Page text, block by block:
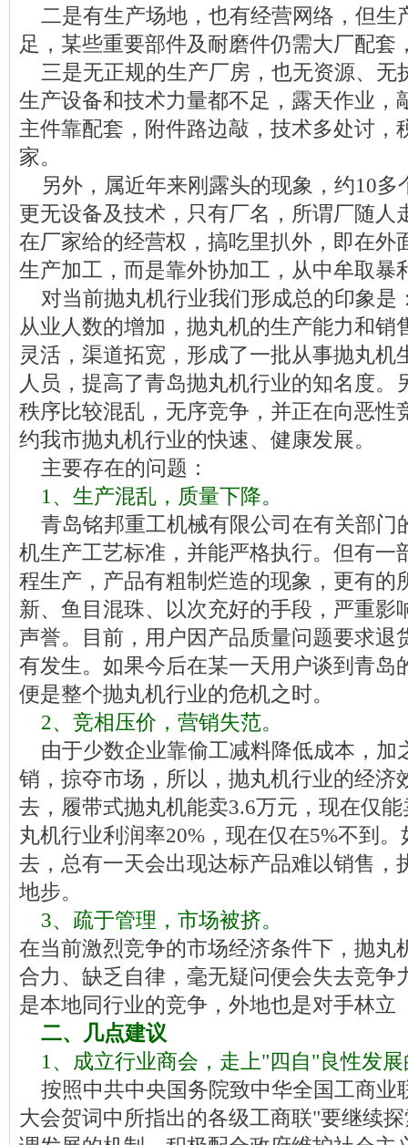
二是有生产场地，也有经营网络，但生
足，某些重要部件及耐磨件仍需大厂配套
三是无正规的生产厂房，也无资源、无
生产设备和技术力量都不足，露天作业，
主件靠配套，附件路边敲，技术多处讨，
家。
另外，属近年来刚露头的现象，约10多
更无设备及技术，只有厂名，所谓厂随人
在厂家给的经营权，搞吃里扒外，即在外
生产加工，而是靠外协加工，从中牟取暴
对当前抛丸机行业我们形成总的印象是
从业人数的增加，抛丸机的生产能力和销
灵活，渠道拓宽，形成了一批从事抛丸机
人员，提高了青岛抛丸机行业的知名度。
秩序比较混乱，无序竞争，并正在向恶性
约我市抛丸机行业的快速、健康发展。
主要存在的问题：
1、生产混乱，质量下降。
青岛铭邦重工机械有限公司在有关部门
机生产工艺标准，并能严格执行。但有一
程生产，产品有粗制烂造的现象，更有的
新、鱼目混珠、以次充好的手段，严重影
声誉。目前，用户因产品质量问题要求退
有发生。如果今后在某一天用户谈到青岛
便是整个抛丸机行业的危机之时。
2、竞相压价，营销失范。
由于少数企业靠偷工减料降低成本，加
销，掠夺市场，所以，抛丸机行业的经济
去，履带式抛丸机能卖3.6万元，现在仅
丸机行业利润率20%，现在仅在5%不到
去，总有一天会出现达标产品难以销售，
地步。
3、疏于管理，市场被挤。
在当前激烈竞争的市场经济条件下，抛丸
合力、缺乏自律，毫无疑问便会失去竞争
是本地同行业的竞争，外地也是对手林立
二、几点建议
1、成立行业商会，走上"四自"良性发
按照中共中央国务院致中华全国工商业
大会贺词中所指出的各级工商联"要继续